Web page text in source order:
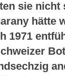
sie nicht
hätte
1971